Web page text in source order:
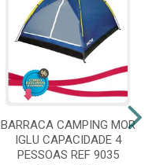
BARRACA CAMPING MOR
IGLU CAPACIDADE 4
PESSOAS REF 9035